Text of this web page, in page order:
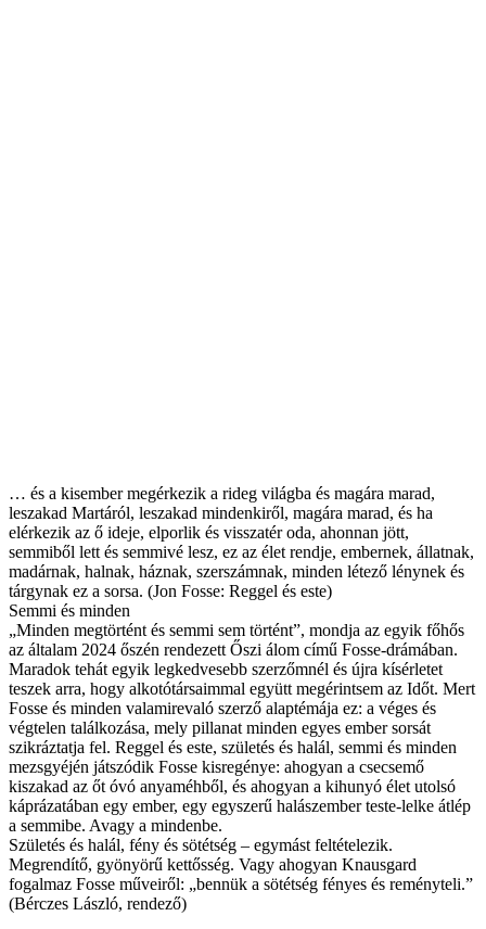
… és a kisember megérkezik a rideg világba és magára marad,
leszakad Martáról, leszakad mindenkiről, magára marad, és ha
elérkezik az ő ideje, elporlik és visszatér oda, ahonnan jött,
semmiből lett és semmivé lesz, ez az élet rendje, embernek, állatnak,
madárnak, halnak, háznak, szerszámnak, minden létező lénynek és
tárgynak ez a sorsa. (Jon Fosse: Reggel és este)
Semmi és minden
„Minden megtörtént és semmi sem történt”, mondja az egyik főhős
az általam 2024 őszén rendezett Őszi álom című Fosse-drámában.
Maradok tehát egyik legkedvesebb szerzőmnél és újra kísérletet
teszek arra, hogy alkotótársaimmal együtt megérintsem az Időt. Mert
Fosse és minden valamirevaló szerző alaptémája ez: a véges és
végtelen találkozása, mely pillanat minden egyes ember sorsát
szikráztatja fel. Reggel és este, születés és halál, semmi és minden
mezsgyéjén játszódik Fosse kisregénye: ahogyan a csecsemő
kiszakad az őt óvó anyaméhből, és ahogyan a kihunyó élet utolsó
káprázatában egy ember, egy egyszerű halászember teste-lelke átlép
a semmibe. Avagy a mindenbe.
Születés és halál, fény és sötétség – egymást feltételezik.
Megrendítő, gyönyörű kettősség. Vagy ahogyan Knausgard
fogalmaz Fosse műveiről: „bennük a sötétség fényes és reményteli.”
(Bérczes László, rendező)